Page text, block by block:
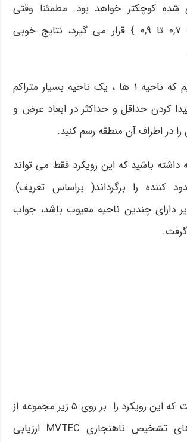
شده کوچکتر خواهد بود. مطمئنا وقتی
آستانه در بازه { ۰,۷ تا ۰,۹ } قرار می گیرد، نتایج خوبی
فرض می کنیم که ناحیه ۱ ها ، یک ناحیه بسیار متراکم
کردن حداقل و حداکثر در ابعاد عرض و
در اطراف آن منطقه رسم کنید.
داشته باشید که این رویکرد فقط می تواند
کننده را برگرداند( براساس تعریف).
دارای چندین ناحیه معیوب باشد، جواب
حالا وقت آن است که این رویکرد را بر روی ۵ زیر مجموعه از
مجموعه داده های تشخیص ناهنجاری MVTEC ارزیابی